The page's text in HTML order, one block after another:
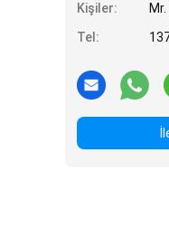
Kişiler:
Tel: